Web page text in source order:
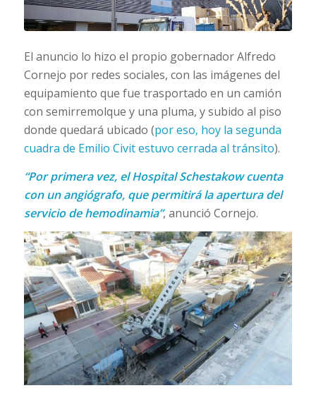
El anuncio lo hizo el propio gobernador Alfredo
Cornejo por redes sociales, con las imágenes del
equipamiento que fue trasportado en un camión
con semirremolque y una pluma, y subido al piso
donde quedará ubicado (por eso, hoy la segunda
cuadra de Emilio Civit estuvo cerrada al tránsito).
“Por primera vez, el Hospital Schestakow cuenta
con un angiógrafo, que permitirá la apertura del
servicio de hemodinamia”, anunció Cornejo.